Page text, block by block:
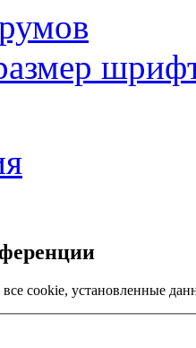
cookie, установленные